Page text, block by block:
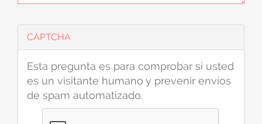
CAPTCHA
Esta pregunta es para comprobar si usted
es un visitante humano y prevenir envíos
de spam automatizado.